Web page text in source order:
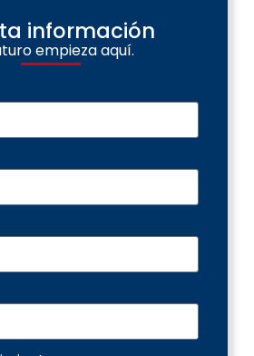
información
empieza aquí.